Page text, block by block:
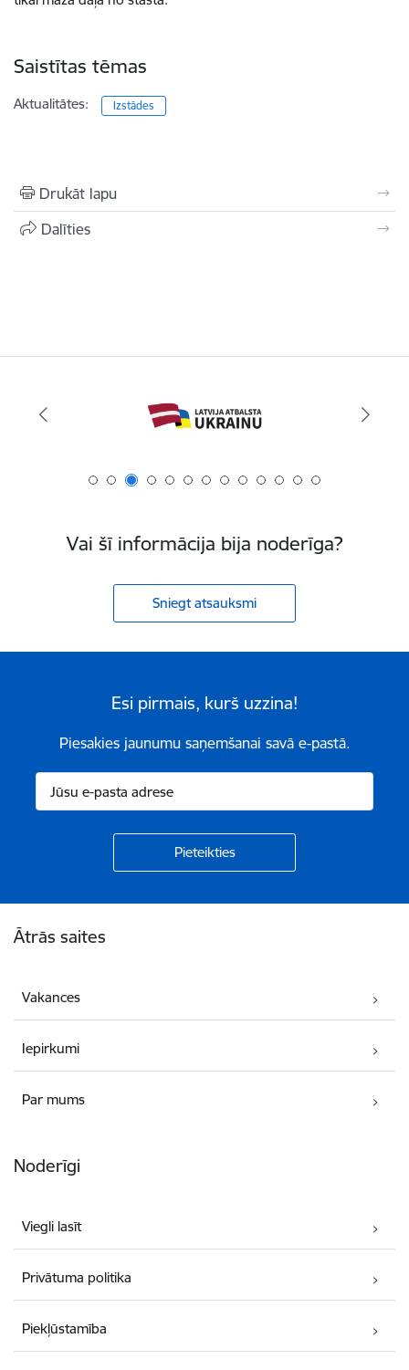
Saistītas tēmas
Aktualitātes: Izstādes
Drukāt lapu
Dalīties
Vai šī informācija bija noderīga?
Sniegt atsauksmi
Esi pirmais, kurš uzzina!
Piesakies jaunumu saņemšanai savā e-pastā.
Ātrās saites
Vakances
Iepirkumi
Par mums
Noderīgi
Viegli lasīt
Privātuma politika
Piekļūstamība